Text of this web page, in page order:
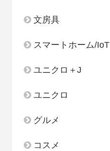
文房具
スマートホーム/IoT
ユニクロ＋J
ユニクロ
グルメ
コスメ